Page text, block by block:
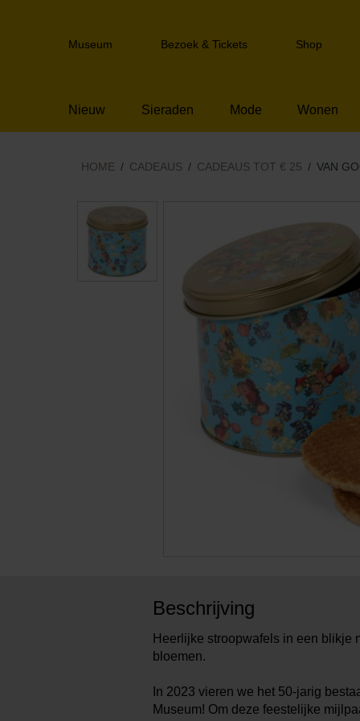
Spring
Header
Museum Bezoek & Tickets Shop
Nieuw Sieraden Mode Wonen
HOME CADEAUS CADEAUS TOT € 25 VAN
Beschrijving
Heerlijke stroopwafels in een blikje
bloemen.
In 2023 vieren we het 50-jarig
Museum! Om deze feestelijke